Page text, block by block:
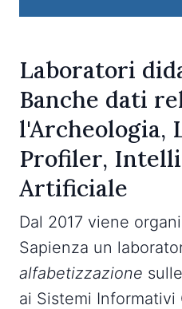
Laboratori
Banche dati
l'Archeologia,
Profiler,
Artificiale
Dal 2017 viene
Sapienza un
alfabetizzazione
ai Sistemi Informativi